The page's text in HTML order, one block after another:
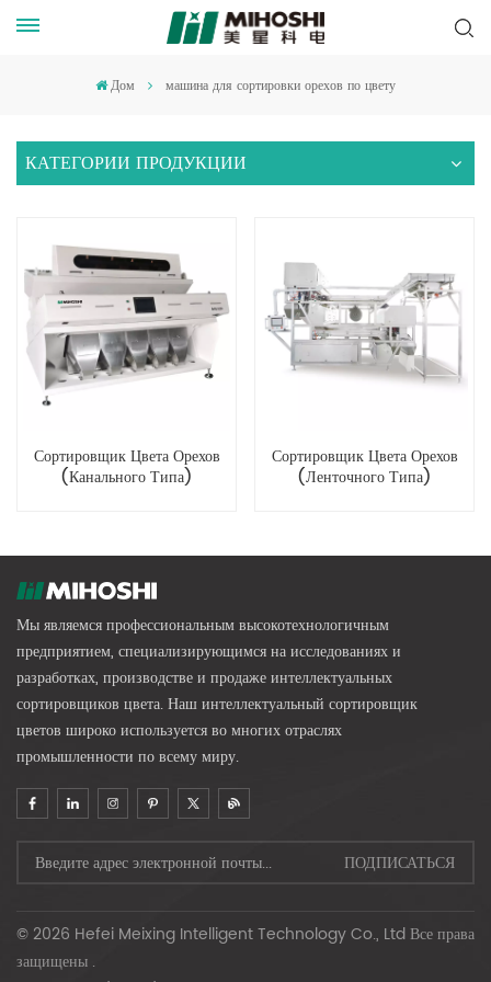
Дом машина для сортировки орехов по цвету
КАТЕГОРИИ ПРОДУКЦИИ
Сортировщик Цвета Орехов
(канального Типа)
Сортировщик Цвета Орехов
(ленточного Типа)
Мы являемся профессиональным высокотехнологичным
предприятием, специализирующимся на исследованиях и
разработках, производстве и продаже интеллектуальных
сортировщиков цвета. Наш интеллектуальный сортировщик
цветов широко используется во многих отраслях
промышленности по всему миру.
© 2026 Hefei Meixing Intelligent Technology Co., Ltd Все права
защищены .